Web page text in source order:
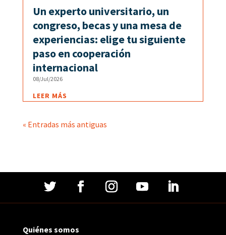
Un experto universitario, un
congreso, becas y una mesa de
experiencias: elige tu siguiente
paso en cooperación
internacional
08/Jul/2026
LEER MÁS
« Entradas más antiguas
Quiénes somos